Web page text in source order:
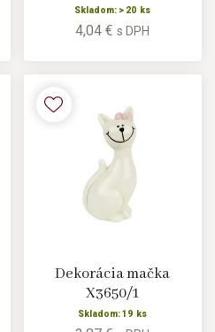
Skladom: > 20 ks
4,04 €s DPH
Dekorácia mačka
X3650/1
Skladom: 19 ks